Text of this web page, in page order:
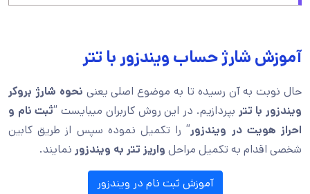
آموزش شارژ حساب ویندزور با تتر
حال نوبت به آن رسیده تا به موضوع اصلی یعنی نحوه شارژ بروکر
ویندزور با تتر بپردازیم. در این روش کاربران میبایست “ثبت نام و
احراز هویت در ویندزور” را تکمیل نموده سپس از طریق کابین
شخصی اقدام به تکمیل مراحل واریز تتر به ویندزور نمایند.
آموزش ثبت نام در ویندزور